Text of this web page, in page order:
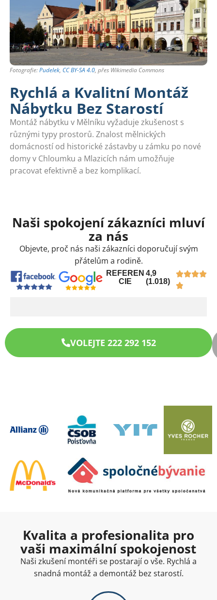
Fotografie:Pudelek, CC BY-SA 4.0, přes Wikimedia Commons
Rychlá a Kvalitní Montáž
Nábytku Bez Starostí
Montáž nábytku v Mělníku vyžaduje zkušenost s
různými typy prostorů. Znalost mělnických
domácností od historické zástavby u zámku po nové
domy v Chloumku a Mlazicích nám umožňuje
pracovat efektivně a bez komplikací.
Naši spokojení zákazníci mluví
za nás
Objevte, proč nás naši zákazníci doporučují svým
přátelům a rodině.
REFEREN
CIE
4,9
(1.018)
VOLEJTE 222 292 152
Kvalita a profesionalita pro
vaši maximální spokojenost
Naši zkušení montéři se postarají o vše. Rychlá a
snadná montáž a demontáž bez starostí.